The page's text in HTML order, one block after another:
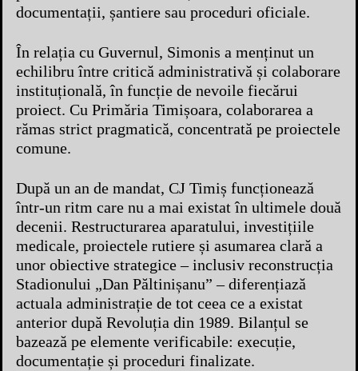
documentații, șantiere sau proceduri oficiale.
În relația cu Guvernul, Simonis a menținut un
echilibru între critică administrativă și colaborare
instituțională, în funcție de nevoile fiecărui
proiect. Cu Primăria Timișoara, colaborarea a
rămas strict pragmatică, concentrată pe proiectele
comune.
După un an de mandat, CJ Timiș funcționează
într-un ritm care nu a mai existat în ultimele două
decenii. Restructurarea aparatului, investițiile
medicale, proiectele rutiere și asumarea clară a
unor obiective strategice – inclusiv reconstrucția
Stadionului „Dan Păltinișanu” – diferențiază
actuala administrație de tot ceea ce a existat
anterior după Revoluția din 1989. Bilanțul se
bazează pe elemente verificabile: execuție,
documentație și proceduri finalizate.